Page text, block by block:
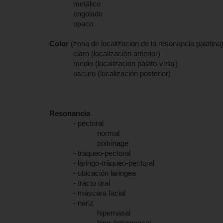
metálico
engolado
opaco
Color (zona de localización de la resonancia palatina)
claro (localización anterior)
medio (localización pálato-velar)
oscuro (localización posterior)
Resonancia
- pectoral
normal
poitrinage
- tráqueo-pectoral
- laringo-tráqueo-pectoral
- ubicación laringea
- tracto oral
- máscara facial
- nariz
hipernasal